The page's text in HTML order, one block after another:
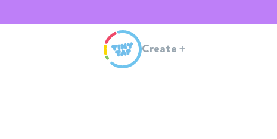
Create +